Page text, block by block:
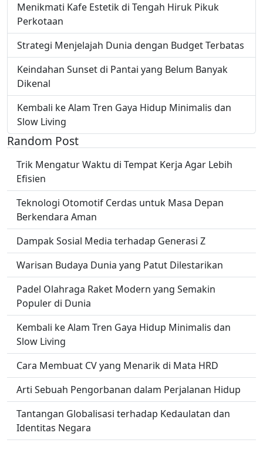
Menikmati Kafe Estetik di Tengah Hiruk Pikuk
Perkotaan
Strategi Menjelajah Dunia dengan Budget Terbatas
Keindahan Sunset di Pantai yang Belum Banyak
Dikenal
Kembali ke Alam Tren Gaya Hidup Minimalis dan
Slow Living
Random Post
Trik Mengatur Waktu di Tempat Kerja Agar Lebih
Efisien
Teknologi Otomotif Cerdas untuk Masa Depan
Berkendara Aman
Dampak Sosial Media terhadap Generasi Z
Warisan Budaya Dunia yang Patut Dilestarikan
Padel Olahraga Raket Modern yang Semakin
Populer di Dunia
Kembali ke Alam Tren Gaya Hidup Minimalis dan
Slow Living
Cara Membuat CV yang Menarik di Mata HRD
Arti Sebuah Pengorbanan dalam Perjalanan Hidup
Tantangan Globalisasi terhadap Kedaulatan dan
Identitas Negara